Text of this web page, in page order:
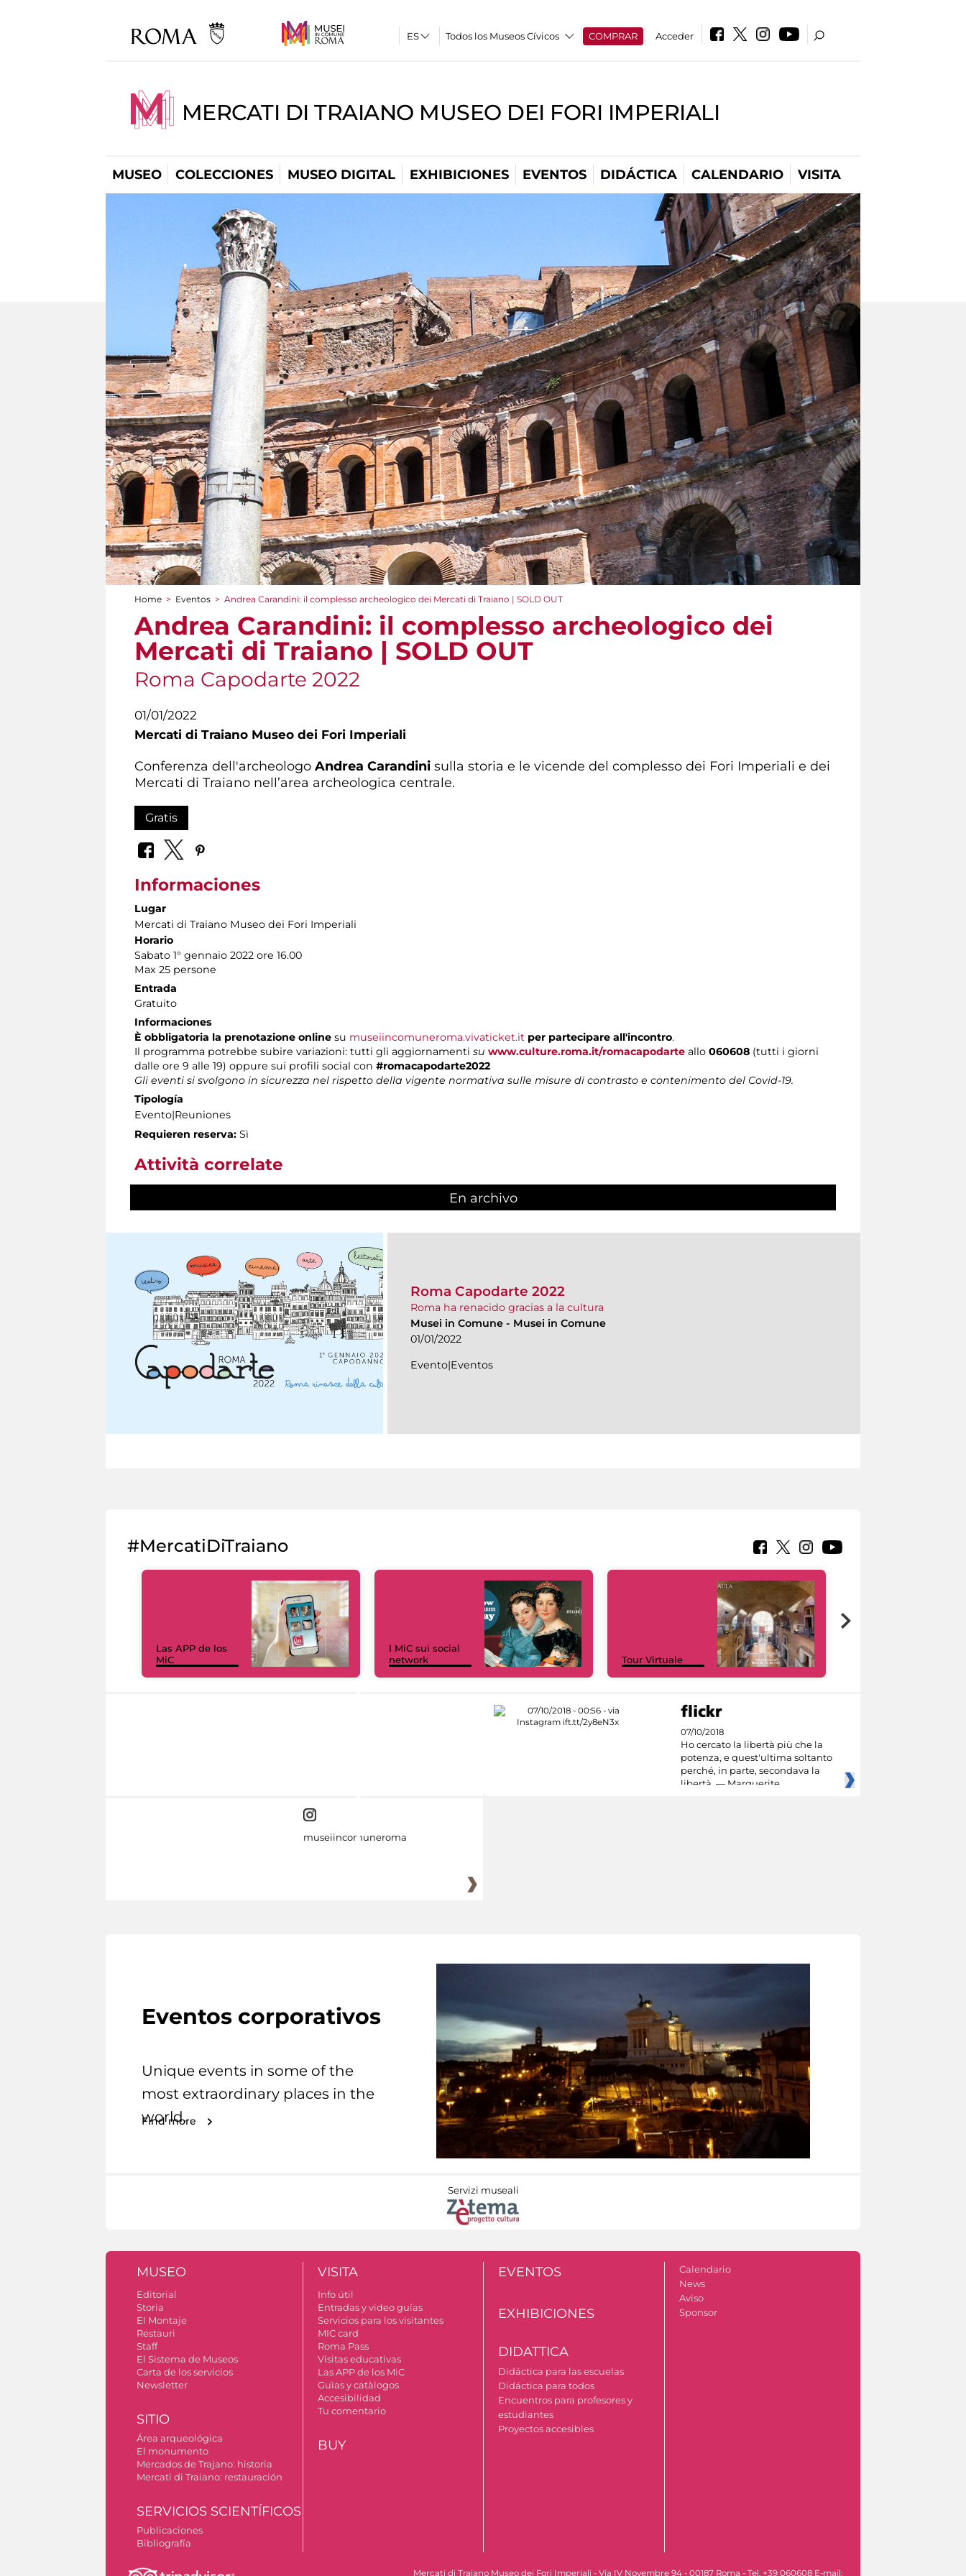
Todos los Museos Cívicos COMPRAR Acceder
MERCATI DI TRAIANO MUSEO DEI FORI IMPERIALI
MUSEO COLECCIONES MUSEO DIGITAL EXHIBICIONES EVENTOS DIDÁCTICA CALENDARIO VISITA
You are here
Home > Eventos > Andrea Carandini: il complesso archeologico dei Mercati di Traiano | SOLD OUT
Andrea Carandini: il complesso archeologico dei
Mercati di Traiano | SOLD OUT
Roma Capodarte 2022
01/01/2022
Mercati di Traiano Museo dei Fori Imperiali
Conferenza dell'archeologo Andrea Carandini sulla storia e le vicende del complesso dei Fori Imperiali e dei
Mercati di Traiano nell’area archeologica centrale.
Gratis
Informaciones
Lugar
Mercati di Traiano Museo dei Fori Imperiali
Horario
Sabato 1° gennaio 2022 ore 16.00
Max 25 persone
Entrada
Gratuito
Informaciones
È obbligatoria la prenotazione online su museiincomuneroma.vivaticket.it per partecipare all'incontro.
Il programma potrebbe subire variazioni: tutti gli aggiornamenti su www.culture.roma.it/romacapodarte allo 060608 (tutti i giorni
dalle ore 9 alle 19) oppure sui profili social con #romacapodarte2022
Gli eventi si svolgono in sicurezza nel rispetto della vigente normativa sulle misure di contrasto e contenimento del Covid-19.
Tipología
Evento|Reuniones
Requieren reserva: Sì
Attività correlate
En archivo
Roma Capodarte 2022
Roma ha renacido gracias a la cultura
Musei in Comune - Musei in Comune
01/01/2022
Evento|Eventos
#MercatiDiTraiano
Las APP de los
MiC
I MiC sui social
network
Tour Virtuale
07/10/2018
Ho cercato la libertà più che la
potenza, e quest'ultima soltanto
perché, in parte, secondava la
libertà. — Marguerite
museiincomuneroma
Eventos corporativos
Unique events in some of the
most extraordinary places in the
world.
Find more
Servizi museali
MUSEO
Editorial
Storia
El Montaje
Restauri
Staff
El Sistema de Museos
Carta de los servicios
Newsletter
SITIO
Área arqueológica
El monumento
Mercados de Trajano: historia
Mercati di Traiano: restauración
SERVICIOS SCIENTÍFICOS
Publicaciones
Bibliografía
VISITA
Info útil
Entradas y video guías
Servicios para los visitantes
MIC card
Roma Pass
Visitas educativas
Las APP de los MiC
Guìas y catàlogos
Accesibilidad
Tu comentario
BUY
EVENTOS
EXHIBICIONES
DIDATTICA
Didáctica para las escuelas
Didáctica para todos
Encuentros para profesores y
estudiantes
Proyectos accesibles
Calendario
News
Aviso
Sponsor
Mercati di Traiano Museo dei Fori Imperiali - Via IV Novembre 94 - 00187 Roma - Tel. +39 060608 E-mail: